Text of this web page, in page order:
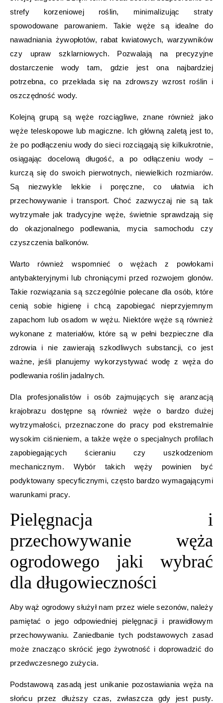
strefy korzeniowej roślin, minimalizując straty
spowodowane parowaniem. Takie węże są idealne do
nawadniania żywopłotów, rabat kwiatowych, warzywników
czy upraw szklarniowych. Pozwalają na precyzyjne
dostarczenie wody tam, gdzie jest ona najbardziej
potrzebna, co przekłada się na zdrowszy wzrost roślin i
oszczędność wody.
Kolejną grupą są węże rozciągliwe, znane również jako
węże teleskopowe lub magiczne. Ich główną zaletą jest to,
że po podłączeniu wody do sieci rozciągają się kilkukrotnie,
osiągając docelową długość, a po odłączeniu wody –
kurczą się do swoich pierwotnych, niewielkich rozmiarów.
Są niezwykle lekkie i poręczne, co ułatwia ich
przechowywanie i transport. Choć zazwyczaj nie są tak
wytrzymałe jak tradycyjne węże, świetnie sprawdzają się
do okazjonalnego podlewania, mycia samochodu czy
czyszczenia balkonów.
Warto również wspomnieć o wężach z powłokami
antybakteryjnymi lub chroniącymi przed rozwojem glonów.
Takie rozwiązania są szczególnie polecane dla osób, które
cenią sobie higienę i chcą zapobiegać nieprzyjemnym
zapachom lub osadom w wężu. Niektóre węże są również
wykonane z materiałów, które są w pełni bezpieczne dla
zdrowia i nie zawierają szkodliwych substancji, co jest
ważne, jeśli planujemy wykorzystywać wodę z węża do
podlewania roślin jadalnych.
Dla profesjonalistów i osób zajmujących się aranzacją
krajobrazu dostępne są również węże o bardzo dużej
wytrzymałości, przeznaczone do pracy pod ekstremalnie
wysokim ciśnieniem, a także węże o specjalnych profilach
zapobiegających ścieraniu czy uszkodzeniom
mechanicznym. Wybór takich węży powinien być
podyktowany specyficznymi, często bardzo wymagającymi
warunkami pracy.
Pielęgnacja i
przechowywanie węża
ogrodowego jaki wybrać
dla długowieczności
Aby wąż ogrodowy służył nam przez wiele sezonów, należy
pamiętać o jego odpowiedniej pielęgnacji i prawidłowym
przechowywaniu. Zaniedbanie tych podstawowych zasad
może znacząco skrócić jego żywotność i doprowadzić do
przedwczesnego zużycia.
Podstawową zasadą jest unikanie pozostawiania węża na
słońcu przez dłuższy czas, zwłaszcza gdy jest pusty.